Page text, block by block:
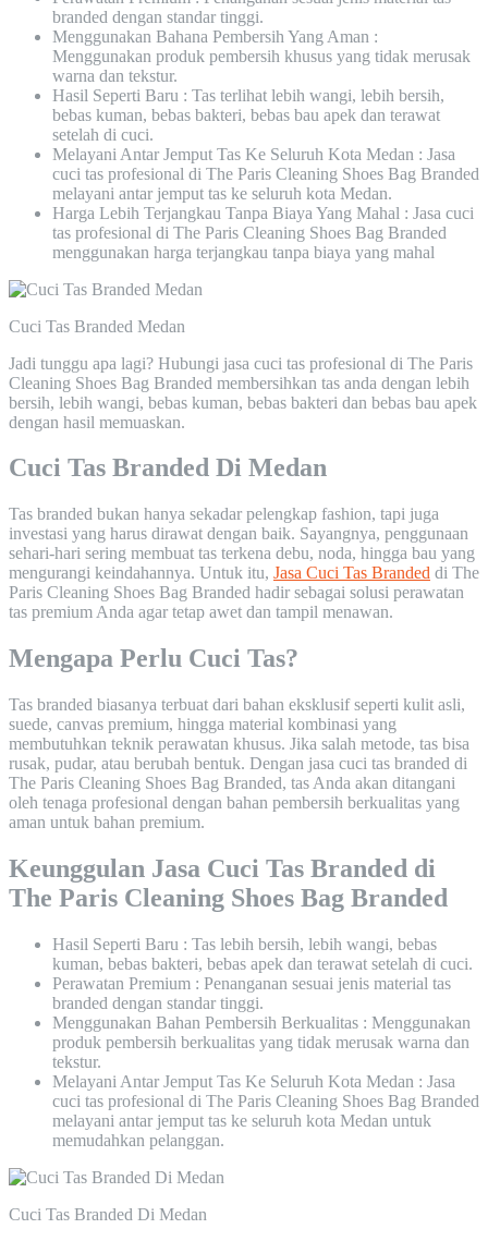
branded dengan standar tinggi.
Menggunakan Bahana Pembersih Yang Aman :
Menggunakan produk pembersih khusus yang tidak merusak
warna dan tekstur.
Hasil Seperti Baru : Tas terlihat lebih wangi, lebih bersih,
bebas kuman, bebas bakteri, bebas bau apek dan terawat
setelah di cuci.
Melayani Antar Jemput Tas Ke Seluruh Kota Medan : Jasa
cuci tas profesional di The Paris Cleaning Shoes Bag Branded
melayani antar jemput tas ke seluruh kota Medan.
Harga Lebih Terjangkau Tanpa Biaya Yang Mahal : Jasa cuci
tas profesional di The Paris Cleaning Shoes Bag Branded
menggunakan harga terjangkau tanpa biaya yang mahal
Cuci Tas Branded Medan
Jadi tunggu apa lagi? Hubungi jasa cuci tas profesional di The Paris
Cleaning Shoes Bag Branded membersihkan tas anda dengan lebih
bersih, lebih wangi, bebas kuman, bebas bakteri dan bebas bau apek
dengan hasil memuaskan.
Cuci Tas Branded Di Medan
Tas branded bukan hanya sekadar pelengkap fashion, tapi juga
investasi yang harus dirawat dengan baik. Sayangnya, penggunaan
sehari-hari sering membuat tas terkena debu, noda, hingga bau yang
mengurangi keindahannya. Untuk itu, Jasa Cuci Tas Branded di The
Paris Cleaning Shoes Bag Branded hadir sebagai solusi perawatan
tas premium Anda agar tetap awet dan tampil menawan.
Mengapa Perlu Cuci Tas?
Tas branded biasanya terbuat dari bahan eksklusif seperti kulit asli,
suede, canvas premium, hingga material kombinasi yang
membutuhkan teknik perawatan khusus. Jika salah metode, tas bisa
rusak, pudar, atau berubah bentuk. Dengan jasa cuci tas branded di
The Paris Cleaning Shoes Bag Branded, tas Anda akan ditangani
oleh tenaga profesional dengan bahan pembersih berkualitas yang
aman untuk bahan premium.
Keunggulan Jasa Cuci Tas Branded di
The Paris Cleaning Shoes Bag Branded
Hasil Seperti Baru : Tas lebih bersih, lebih wangi, bebas
kuman, bebas bakteri, bebas apek dan terawat setelah di cuci.
Perawatan Premium : Penanganan sesuai jenis material tas
branded dengan standar tinggi.
Menggunakan Bahan Pembersih Berkualitas : Menggunakan
produk pembersih berkualitas yang tidak merusak warna dan
tekstur.
Melayani Antar Jemput Tas Ke Seluruh Kota Medan : Jasa
cuci tas profesional di The Paris Cleaning Shoes Bag Branded
melayani antar jemput tas ke seluruh kota Medan untuk
memudahkan pelanggan.
Cuci Tas Branded Di Medan